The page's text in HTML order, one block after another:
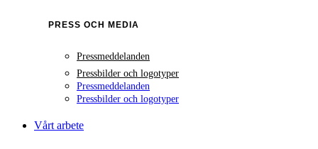
PRESS OCH MEDIA
Pressmeddelanden
Pressbilder och logotyper
Pressmeddelanden
Pressbilder och logotyper
Vårt arbete